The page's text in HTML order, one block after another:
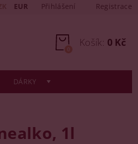
EUR Přihlášení Registrace
Košík: 0 Kč
0
DÁRKY
1l